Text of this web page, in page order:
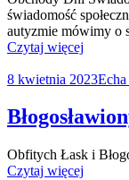
świadomość
autyzmie mówimy o
Czytaj więcej
8 kwietnia 2023
Obfitych Łask i
Czytaj więcej